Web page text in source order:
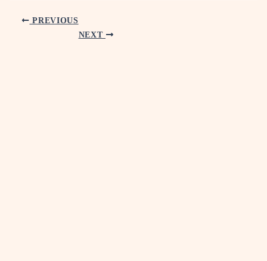
PREVIOUS
NEXT